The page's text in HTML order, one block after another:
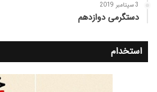
3 سپتامبر 2019
دستگرمی دوازدهم
استخدام